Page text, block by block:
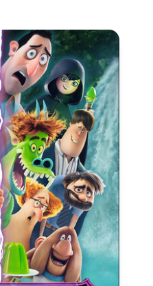
Гении
Киберпанк
Комикс
Наркотики
Основанное на реальных
событиях
ПереводГоблина
ПереводКураж-Бамбей
Подростковаяжестокость
Призраки
Про апокалипсис